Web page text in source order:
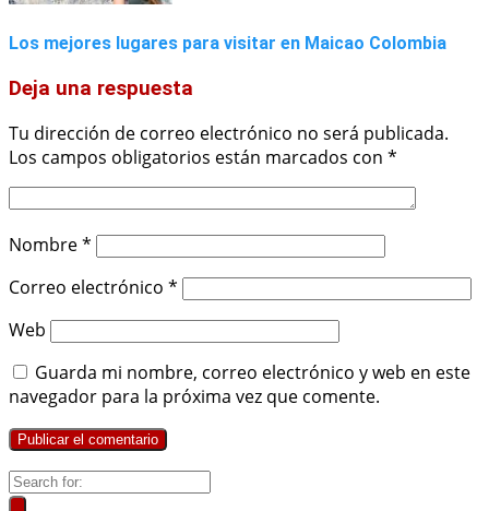
Los mejores lugares para visitar en Maicao Colombia
Deja una respuesta
Tu dirección de correo electrónico no será publicada.
Los campos obligatorios están marcados con *
Nombre*
Correo electrónico *
Web
Guarda mi nombre, correo electrónico y web en este
navegador para la próxima vez que comente.